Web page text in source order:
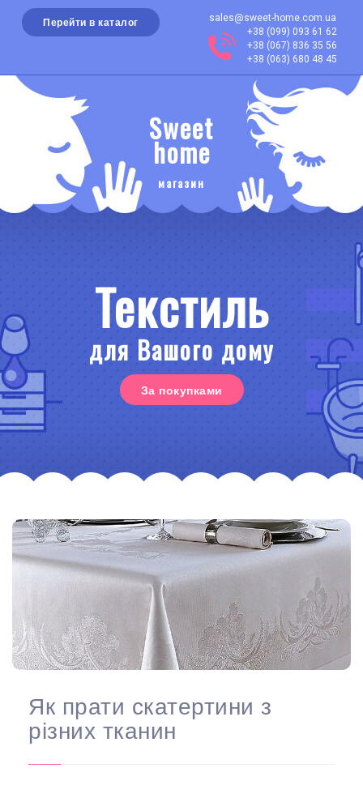
Перейти в каталог
sales@sweet-home.com.ua
+38 (099) 093 61 62
+38 (067) 836 35 56
+38 (063) 680 48 45
Sweet
home
магазин
Текстиль
для Вашого дому
За покупками
Як прати скатертини з
різних тканин